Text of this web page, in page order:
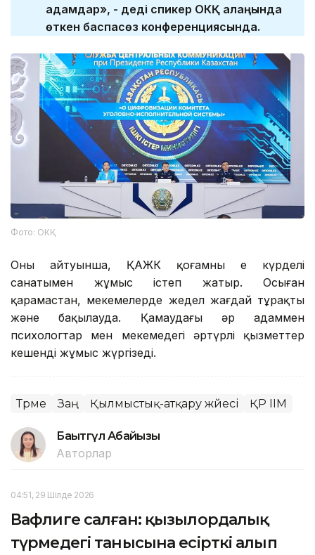
адамдар», - деді спикер ОКҚ алаңында
өткен баспасөз конференциясында.
Фото: ОКҚ
Оның айтуынша, ҚАЖК қоғамның ең күрделі
санатымен жұмыс істеп жатыр. Осыған
қарамастан, мекемелерде жедел жағдай тұрақты
және бақылауда. Қамаудағы әр адаммен
психологтар мен мекемедегі әртүрлі қызметтер
кешенді жұмыс жүргізеді.
Түрме Заң Қылмыстық-атқару жүйесі ҚР ІІМ
Бақытгүл Абайқызы
Авторлар
04:51, 29 Шілде 2026
Вафлиге салған: қызылордалық
түрмедегі танысына есірткі алып